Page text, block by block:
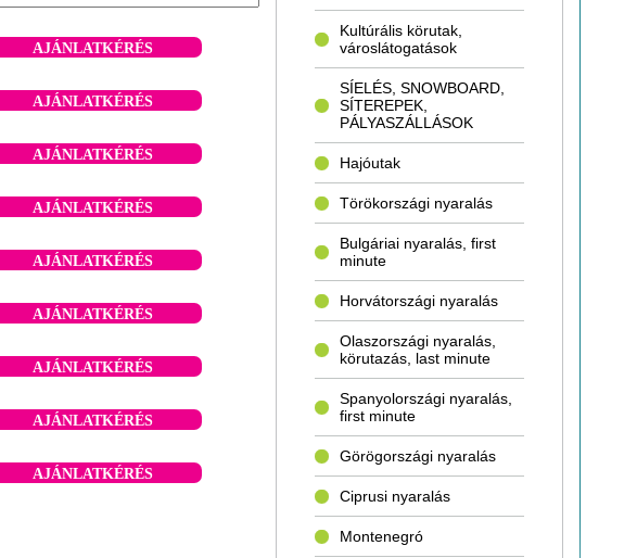
AJÁNLATKÉRÉS
AJÁNLATKÉRÉS
AJÁNLATKÉRÉS
AJÁNLATKÉRÉS
AJÁNLATKÉRÉS
AJÁNLATKÉRÉS
AJÁNLATKÉRÉS
AJÁNLATKÉRÉS
AJÁNLATKÉRÉS
Kultúrális körutak,
városlátogatások
SÍELÉS, SNOWBOARD,
SÍTEREPEK,
PÁLYASZÁLLÁSOK
Hajóutak
Törökországi nyaralás
Bulgáriai nyaralás, first
minute
Horvátországi nyaralás
Olaszországi nyaralás,
körutazás, last minute
Spanyolországi nyaralás,
first minute
Görögországi nyaralás
Ciprusi nyaralás
Montenegró